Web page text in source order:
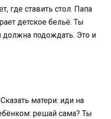
где ставить стол. Папа
детское бельё. Ты
подождать. Это и
матери: иди на
решай сама? Ты